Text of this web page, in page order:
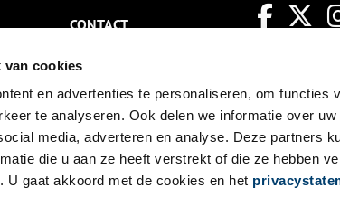
van cookies
en advertenties te personaliseren, om functies
te analyseren. Ook delen we informatie over
media, adverteren en analyse. Deze partners
die u aan ze heeft verstrekt of die ze hebben
U gaat akkoord met de cookies en het
CONTACT
NIEUWSBRIEF
DISCLAIMER
PRIVACY
TOEGANKELIJKHEID